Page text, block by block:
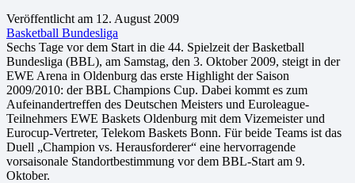
Veröffentlicht am 12. August 2009
Basketball Bundesliga
Sechs Tage vor dem Start in die 44. Spielzeit der Basketball
Bundesliga (BBL), am Samstag, den 3. Oktober 2009, steigt in der
EWE Arena in Oldenburg das erste Highlight der Saison
2009/2010: der BBL Champions Cup. Dabei kommt es zum
Aufeinandertreffen des Deutschen Meisters und Euroleague-
Teilnehmers EWE Baskets Oldenburg mit dem Vizemeister und
Eurocup-Vertreter, Telekom Baskets Bonn. Für beide Teams ist das
Duell „Champion vs. Herausforderer“ eine hervorragende
vorsaisonale Standortbestimmung vor dem BBL-Start am 9.
Oktober.